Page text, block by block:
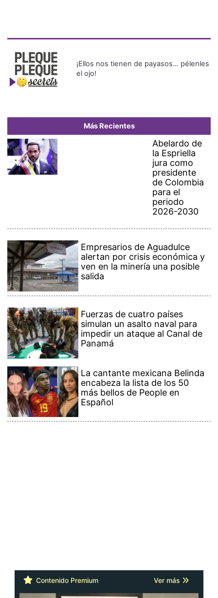
¡Ellos nos tienen de payasos… pélenles
el ojo!
Más Recientes
Abelardo de
la Espriella
jura como
presidente
de Colombia
para el
periodo
2026-2030
Empresarios de Aguadulce
alertan por crisis económica y
ven en la minería una posible
salida
Fuerzas de cuatro países
simulan un asalto naval para
impedir un ataque al Canal de
Panamá
La cantante mexicana Belinda
encabeza la lista de los 50
más bellos de People en
Español
Contenido Premium Ver más